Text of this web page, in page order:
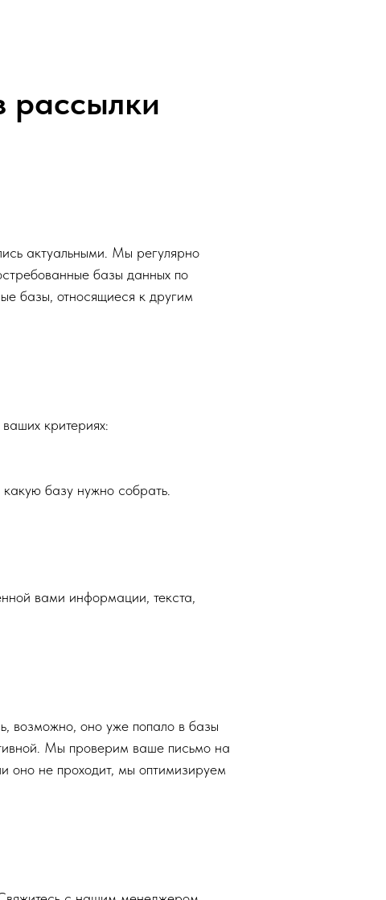
рассылки
актуальными. Мы регулярно
базы данных по
базы, относящиеся к другим
критериях:
базу нужно собрать.
вами информации, текста,
возможно, оно уже попало в базы
Мы проверим ваше письмо на
оно не проходит, мы оптимизируем